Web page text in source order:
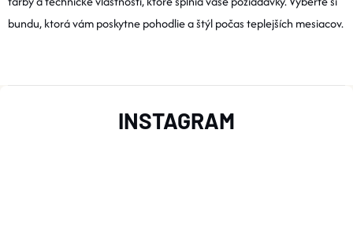
V
Y
bundu, ktorá vám poskytne pohodlie a štýl počas teplejších mesiacov.
INSTAGRAM